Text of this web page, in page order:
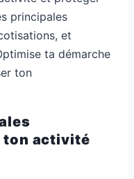
principales
et
ta démarche
ton
ton activité